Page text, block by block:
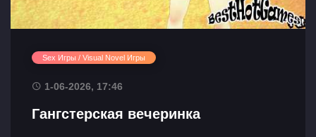
Sex Игры / Visual Novel Игры
1-06-2026, 17:46
Гангстерская вечеринка